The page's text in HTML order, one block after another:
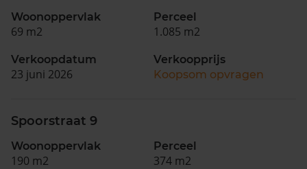
Woonoppervlak
69 m2
Perceel
1.085 m2
Verkoopdatum
23 juni 2026
Verkoopprijs
Koopsom opvragen
Spoorstraat 9
Woonoppervlak
190 m2
Perceel
374 m2